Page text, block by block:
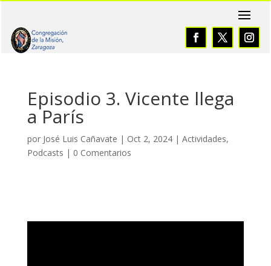
Episodio 3. Vicente llega
a París
por José Luis Cañavate | Oct 2, 2024| Actividades,
Podcasts | 0 Comentarios